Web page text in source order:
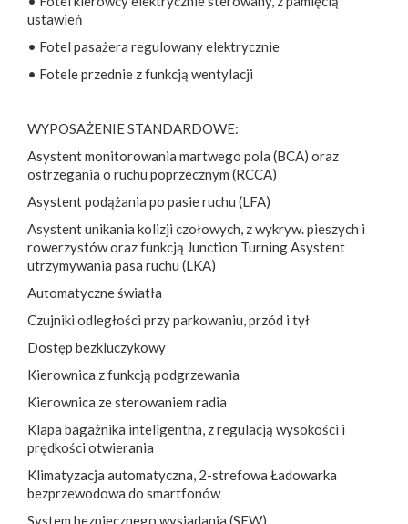
ustawień
• Fotel pasażera regulowany elektrycznie
• Fotele przednie z funkcją wentylacji
WYPOSAŻENIE STANDARDOWE:
Asystent monitorowania martwego pola (BCA) oraz
ostrzegania o ruchu poprzecznym (RCCA)
Asystent podążania po pasie ruchu (LFA)
Asystent unikania kolizji czołowych, z wykryw. pieszych i
rowerzystów oraz funkcją Junction Turning Asystent
utrzymywania pasa ruchu (LKA)
Automatyczne światła
Czujniki odległości przy parkowaniu, przód i tył
Dostęp bezkluczykowy
Kierownica z funkcją podgrzewania
Kierownica ze sterowaniem radia
Klapa bagażnika inteligentna, z regulacją wysokości i
prędkości otwierania
Klimatyzacja automatyczna, 2-strefowa Ładowarka
bezprzewodowa do smartfonów
System bezpiecznego wysiadania (SEW)